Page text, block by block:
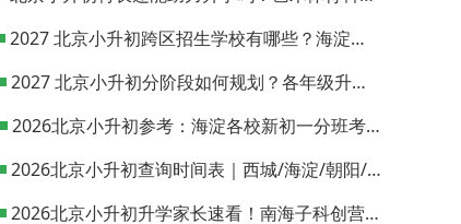
2027 北京小升初跨区招生学校有哪些？海淀西城东城全市招生校完整汇总
2027 北京小升初分阶段如何规划？各年级升学节点与升学通道全梳理
2026北京小升初参考：海淀各校新初一分班考试日期汇总
2026北京小升初查询时间表｜西城/海淀/朝阳/东城/丰台一键对照
2026北京小升初升学家长速看！南海子科创营报名通道正式开启